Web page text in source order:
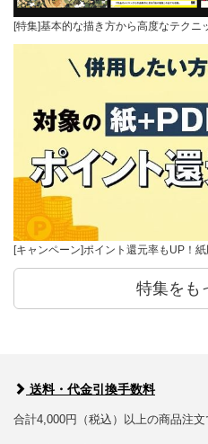
[特集]基本的な描き方から高度なテクニ
[キャンペーン]ポイント還元率もUP！
特集をも
送料・代金引換手数料
合計4,000円（税込）以上の商品注